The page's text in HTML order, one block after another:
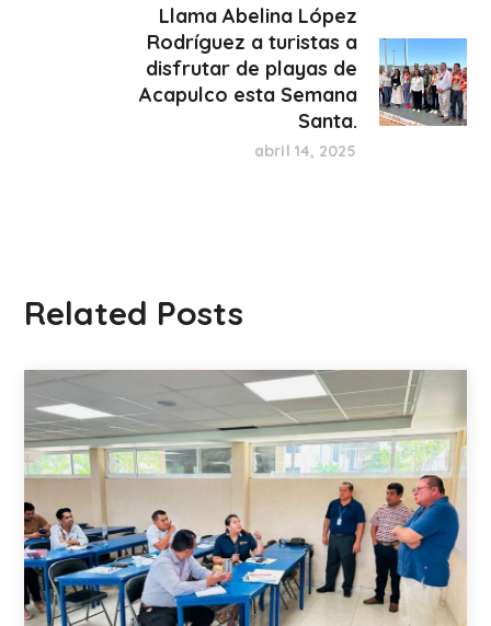
Llama Abelina López
Rodríguez a turistas a
disfrutar de playas de
Acapulco esta Semana
Santa.
abril 14, 2025
Related Posts